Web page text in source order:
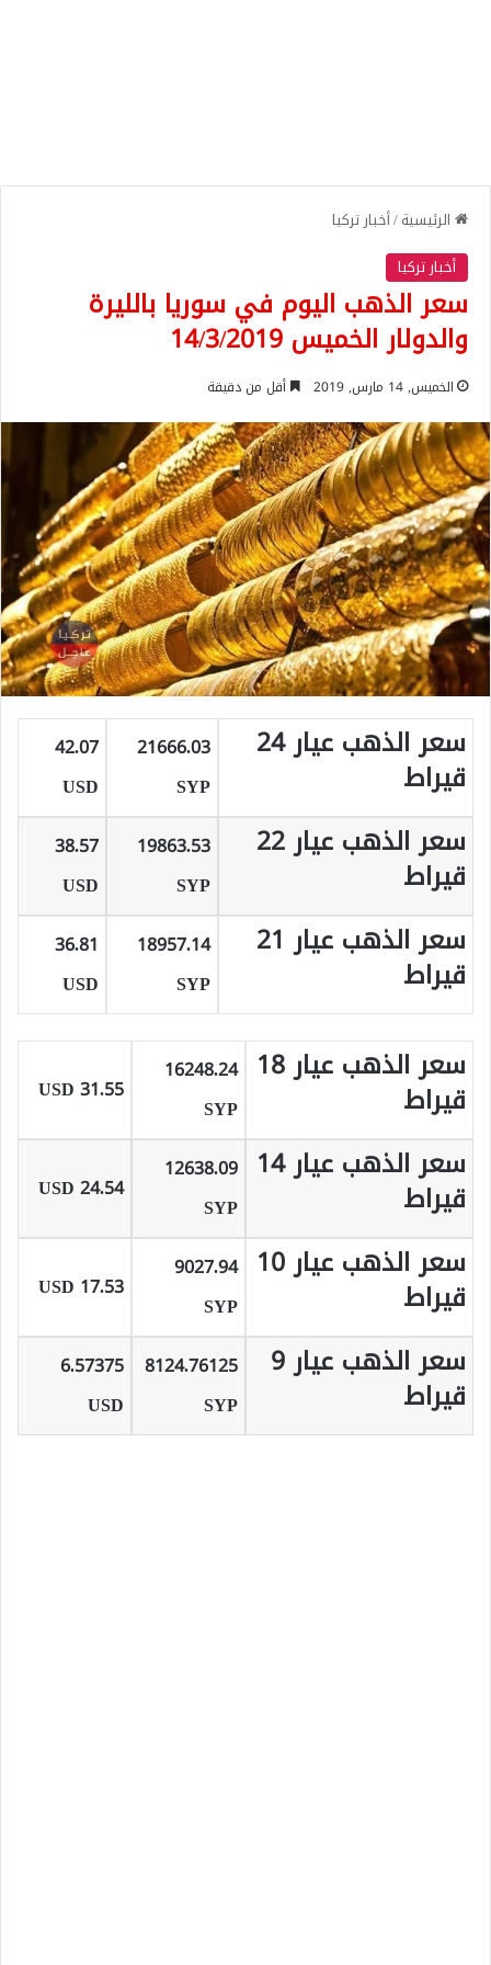
الرئيسية/أخبار تركيا
أخبار تركيا
سعر الذهب اليوم في سوريا بالليرة
والدولار الخميس 14/3/2019
الخميس, 14 مارس, 2019 أقل من دقيقة
سعر الذهب عيار 24
قيراط
21666.03
SYP
42.07
USD
سعر الذهب عيار 22
قيراط
19863.53
SYP
38.57
USD
سعر الذهب عيار 21
قيراط
18957.14
SYP
36.81
USD
سعر الذهب عيار 18
قيراط
16248.24
SYP
31.55 USD
سعر الذهب عيار 14
قيراط
12638.09
SYP
24.54 USD
سعر الذهب عيار 10
قيراط
9027.94
SYP
17.53 USD
سعر الذهب عيار 9
قيراط
8124.76125
SYP
6.57375
USD